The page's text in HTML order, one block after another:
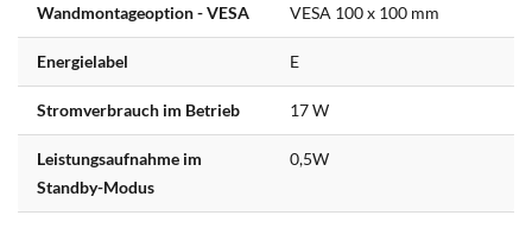
Wandmontageoption - VESA VESA 100 x 100 mm
Energielabel E
Stromverbrauch im Betrieb 17 W
Leistungsaufnahme im
Standby-Modus
0,5W